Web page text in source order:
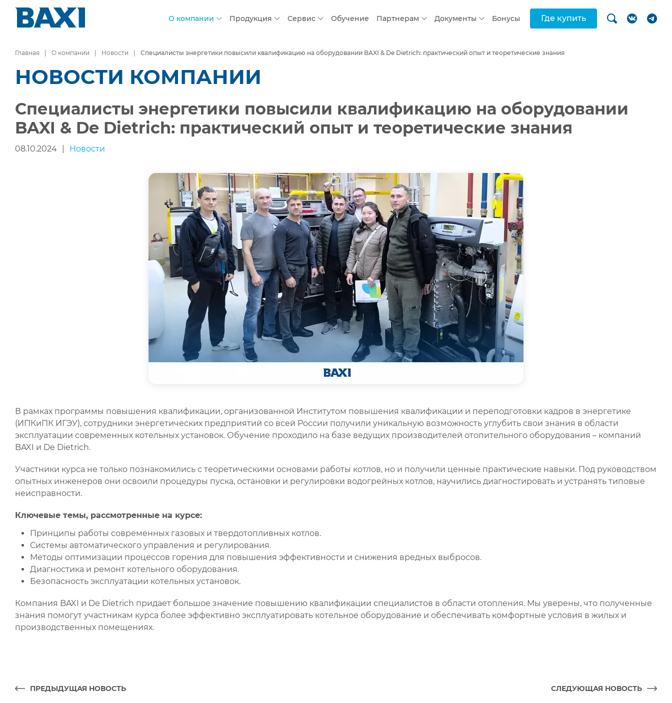
О компании Продукция Сервис Обучение Партнерам Документы Бонусы Где купить
Главная О компании Новости Специалисты энергетики повысили квалификацию на оборудовании BAXI & De Dietrich: практический опыт и теоретические знания
НОВОСТИ КОМПАНИИ
Специалисты энергетики повысили квалификацию на оборудовании
BAXI & De Dietrich: практический опыт и теоретические знания
08.10.2024 Новости
В рамках программы повышения квалификации, организованной Институтом повышения квалификации и переподготовки кадров в энергетике
(ИПКиПК ИГЭУ), сотрудники энергетических предприятий со всей России получили уникальную возможность углубить свои знания в области
эксплуатации современных котельных установок. Обучение проходило на базе ведущих производителей отопительного оборудования – компаний
BAXI и De Dietrich.
Участники курса не только познакомились с теоретическими основами работы котлов, но и получили ценные практические навыки. Под руководством
опытных инженеров они освоили процедуры пуска, остановки и регулировки водогрейных котлов, научились диагностировать и устранять типовые
неисправности.
Ключевые темы, рассмотренные на курсе:
Принципы работы современных газовых и твердотопливных котлов.
Системы автоматического управления и регулирования.
Методы оптимизации процессов горения для повышения эффективности и снижения вредных выбросов.
Диагностика и ремонт котельного оборудования.
Безопасность эксплуатации котельных установок.
Компания BAXI и De Dietrich придает большое значение повышению квалификации специалистов в области отопления. Мы уверены, что полученные
знания помогут участникам курса более эффективно эксплуатировать котельное оборудование и обеспечивать комфортные условия в жилых и
производственных помещениях.
ПРЕДЫДУЩАЯ НОВОСТЬ СЛЕДУЮЩАЯ НОВОСТЬ